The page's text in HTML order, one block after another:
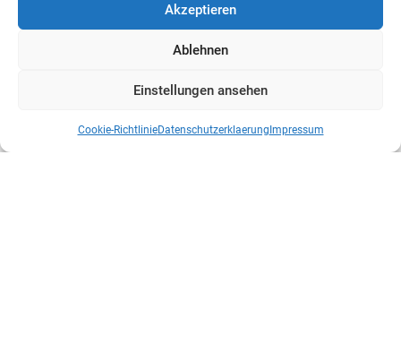
Akzeptieren
Ablehnen
Einstellungen ansehen
Cookie-RichtlinieDatenschutzerklaerung Impressum